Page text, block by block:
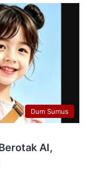
Dum Sumus
AI,